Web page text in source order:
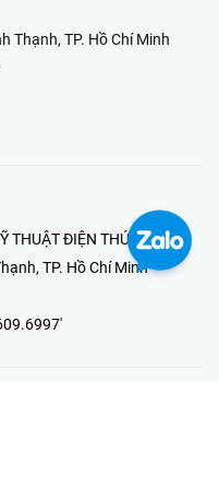
Thạnh, TP. Hồ Chí Minh
THUẬT ĐIỆN THÚY NHI
TP. Hồ Chí Minh